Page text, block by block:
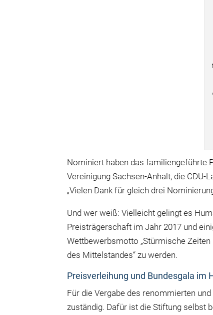
Nominiert haben das familiengeführte
Vereinigung Sachsen-Anhalt, die
„Vielen Dank für gleich drei
Und wer weiß: Vielleicht gelingt es
Preisträgerschaft im Jahr 2017 und
Wettbewerbsmotto „Stürmische
des Mittelstandes“ zu werden.
Preisverleihung und Bundesgala im
Für die Vergabe des renommierten
zuständig. Dafür ist die Stiftung selbst